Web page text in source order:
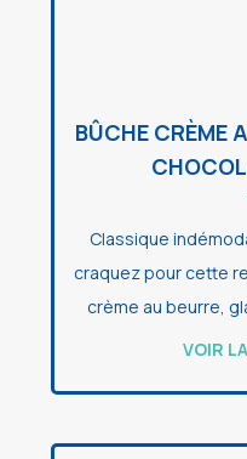
BÛCHE CRÈME
Classique
craquez pour cette
crème au beurre,
VOIR